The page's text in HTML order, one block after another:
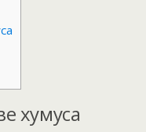
хумуса